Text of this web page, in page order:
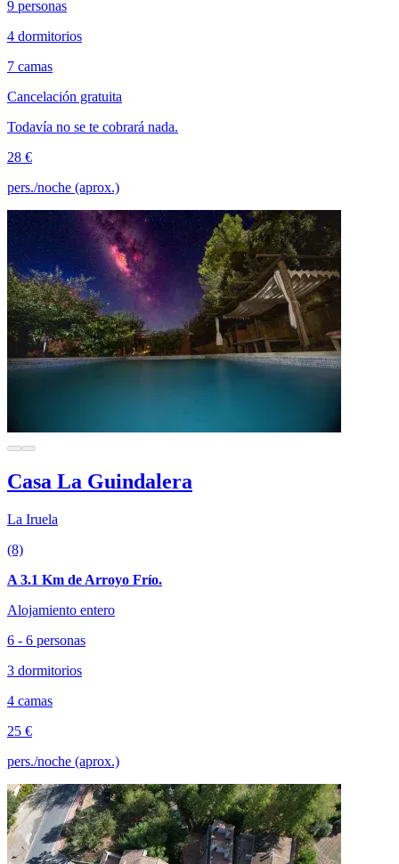
9 personas
4 dormitorios
7 camas
Cancelación gratuita
Todavía no se te cobrará nada.
28 €
pers./noche (aprox.)
Casa La Guindalera
La Iruela
(8)
A 3.1 Km de Arroyo Frío.
Alojamiento entero
6 - 6 personas
3 dormitorios
4 camas
25 €
pers./noche (aprox.)